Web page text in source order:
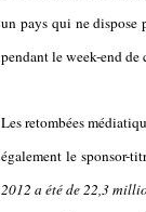
un pays qui ne dispose
pendant le week-end de
Les retombées
également le sponsor-
2012 a été de 22,3